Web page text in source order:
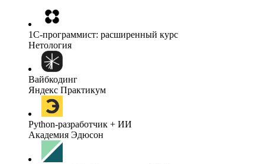
1C-программист: расширенный курс
Нетология
Вайбкодинг
Яндекс Практикум
Python-разработчик + ИИ
Академия Эдюсон